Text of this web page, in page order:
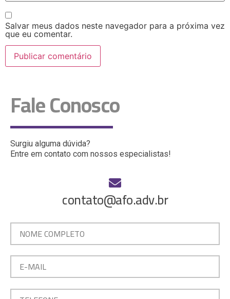
Salvar meus dados neste navegador para a próxima vez
que eu comentar.
Fale Conosco
Surgiu alguma dúvida?
Entre em contato com nossos especialistas!
contato@afo.adv.br